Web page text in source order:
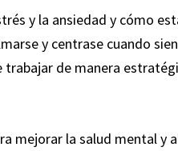
y la ansiedad y cómo
y centrase cuando
trabajar de manera
mejorar la salud mental y